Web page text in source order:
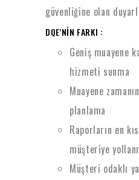
güvenliğine olan
DQE'NİN FARKI :
Geniş muayene
hizmeti sunma
Muayene
planlama
Raporların en
müşteriye
Müşteri odaklı